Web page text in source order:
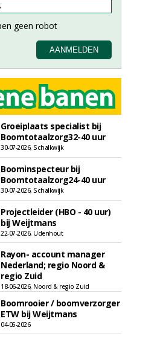
Groeiplaats specialist bij
Boomtotaalzorg32-40 uur
30-07-2026, Schalkwijk
Boominspecteur bij
Boomtotaalzorg24-40 uur
30-07-2026, Schalkwijk
Projectleider (HBO - 40 uur)
bij Weijtmans
22-07-2026, Udenhout
Rayon- account manager
Nederland; regio Noord &
regio Zuid
18-06-2026, Noord & regio Zuid
Boomrooier / boomverzorger
ETW bij Weijtmans
04-05-2026